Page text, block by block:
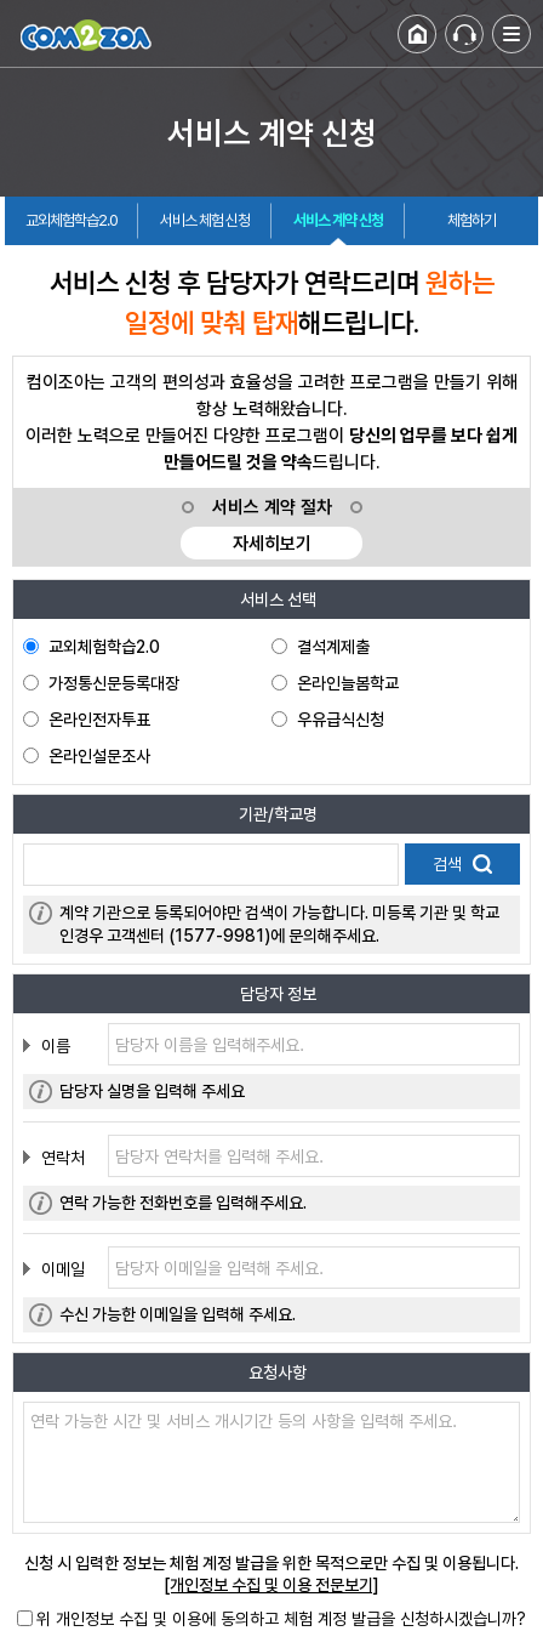
서비스 계약 신청
교외체험학습2.0 서비스 체험 신청 서비스 계약 신청 체험하기
서비스 신청 후 담당자가 연락드리며 원하는
일정에 맞춰 탑재해드립니다.
컴이조아는 고객의 편의성과 효율성을 고려한 프로그램을 만들기 위해
항상 노력해왔습니다.
이러한 노력으로 만들어진 다양한 프로그램이 당신의 업무를 보다 쉽게
만들어드릴 것을 약속드립니다.
서비스 계약 절차
자세히보기
서비스 선택
교외체험학습2.0
결석계제출
가정통신문등록대장
온라인늘봄학교
온라인전자투표
우유급식신청
온라인설문조사
기관/학교명
검색
계약 기관으로 등록되어야만 검색이 가능합니다. 미등록 기관 및 학교
인경우 고객센터 (1577-9981)에 문의해주세요.
담당자 정보
이름
담당자 실명을 입력해 주세요
연락처
연락 가능한 전화번호를 입력해주세요.
이메일
수신 가능한 이메일을 입력해 주세요.
요청사항
신청 시 입력한 정보는 체험 계정 발급을 위한 목적으로만 수집 및 이용됩니다.
[개인정보 수집 및 이용 전문보기]
위 개인정보 수집 및 이용에 동의하고 체험 계정 발급을 신청하시겠습니까?